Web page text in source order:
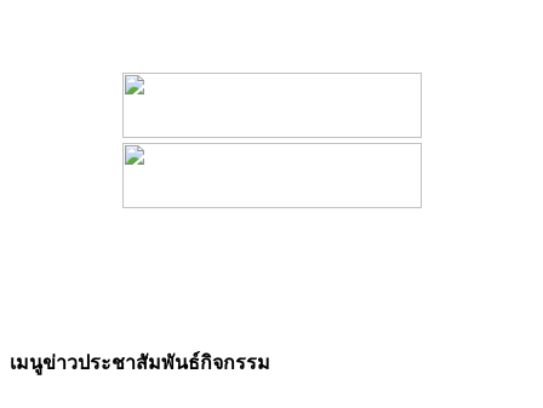
เมนูข่าวประชาสัมพันธ์กิจกรรม